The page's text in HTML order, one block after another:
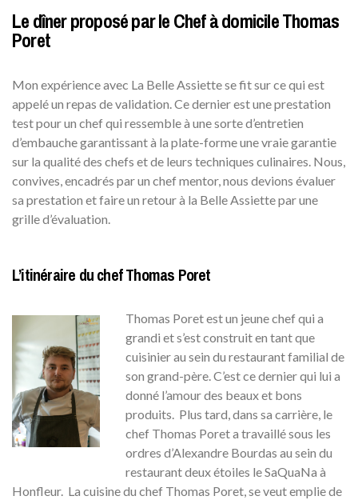
Le dîner proposé par le Chef à domicile Thomas
Poret
Mon expérience avec La Belle Assiette se fit sur ce qui est
appelé un repas de validation. Ce dernier est une prestation
test pour un chef qui ressemble à une sorte d’entretien
d’embauche garantissant à la plate-forme une vraie garantie
sur la qualité des chefs et de leurs techniques culinaires. Nous,
convives, encadrés par un chef mentor, nous devions évaluer
sa prestation et faire un retour à la Belle Assiette par une
grille d’évaluation.
L’itinéraire du chef Thomas Poret
Thomas Poret est un jeune chef qui a
grandi et s’est construit en tant que
cuisinier au sein du restaurant familial de
son grand-père. C’est ce dernier qui lui a
donné l’amour des beaux et bons
produits. Plus tard, dans sa carrière, le
chef Thomas Poret a travaillé sous les
ordres d’Alexandre Bourdas au sein du
restaurant deux étoiles le SaQuaNa à
Honfleur. La cuisine du chef Thomas Poret, se veut emplie de